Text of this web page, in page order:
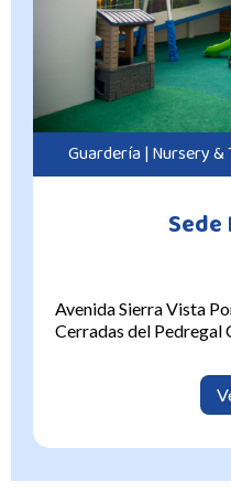
Guardería | Nursery &
Avenida Sierra Vista
Cerradas del Pedregal